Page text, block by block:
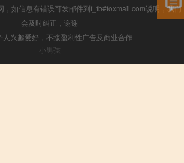
，如信息有错误可发邮件到f_fb#foxmail.com说明，我们
会及时纠正，谢谢
人兴趣爱好，不接盈利性广告及商业合作
小男孩